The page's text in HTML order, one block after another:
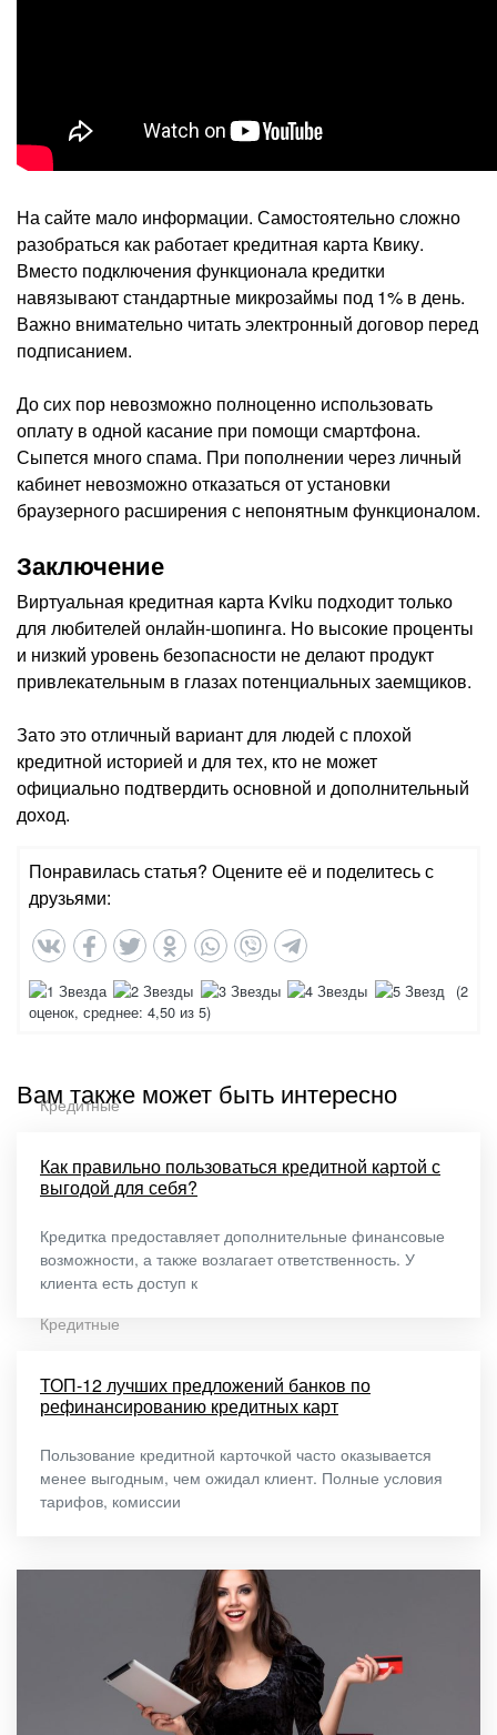
На сайте мало информации. Самостоятельно сложно
разобраться как работает кредитная карта Квику.
Вместо подключения функционала кредитки
навязывают стандартные микрозаймы под 1% в день.
Важно внимательно читать электронный договор перед
подписанием.
До сих пор невозможно полноценно использовать
оплату в одной касание при помощи смартфона.
Сыпется много спама. При пополнении через личный
кабинет невозможно отказаться от установки
браузерного расширения с непонятным функционалом.
Заключение
Виртуальная кредитная карта Kviku подходит только
для любителей онлайн-шопинга. Но высокие проценты
и низкий уровень безопасности не делают продукт
привлекательным в глазах потенциальных заемщиков.
Зато это отличный вариант для людей с плохой
кредитной историей и для тех, кто не может
официально подтвердить основной и дополнительный
доход.
Понравилась статья? Оцените её и поделитесь с
друзьями:
(2
оценок, среднее: 4,50 из 5)
Вам также может быть интересно
Кредитные
Как правильно пользоваться кредитной картой с
выгодой для себя?
Кредитка предоставляет дополнительные финансовые
возможности, а также возлагает ответственность. У
клиента есть доступ к
Кредитные
ТОП-12 лучших предложений банков по
рефинансированию кредитных карт
Пользование кредитной карточкой часто оказывается
менее выгодным, чем ожидал клиент. Полные условия
тарифов, комиссии